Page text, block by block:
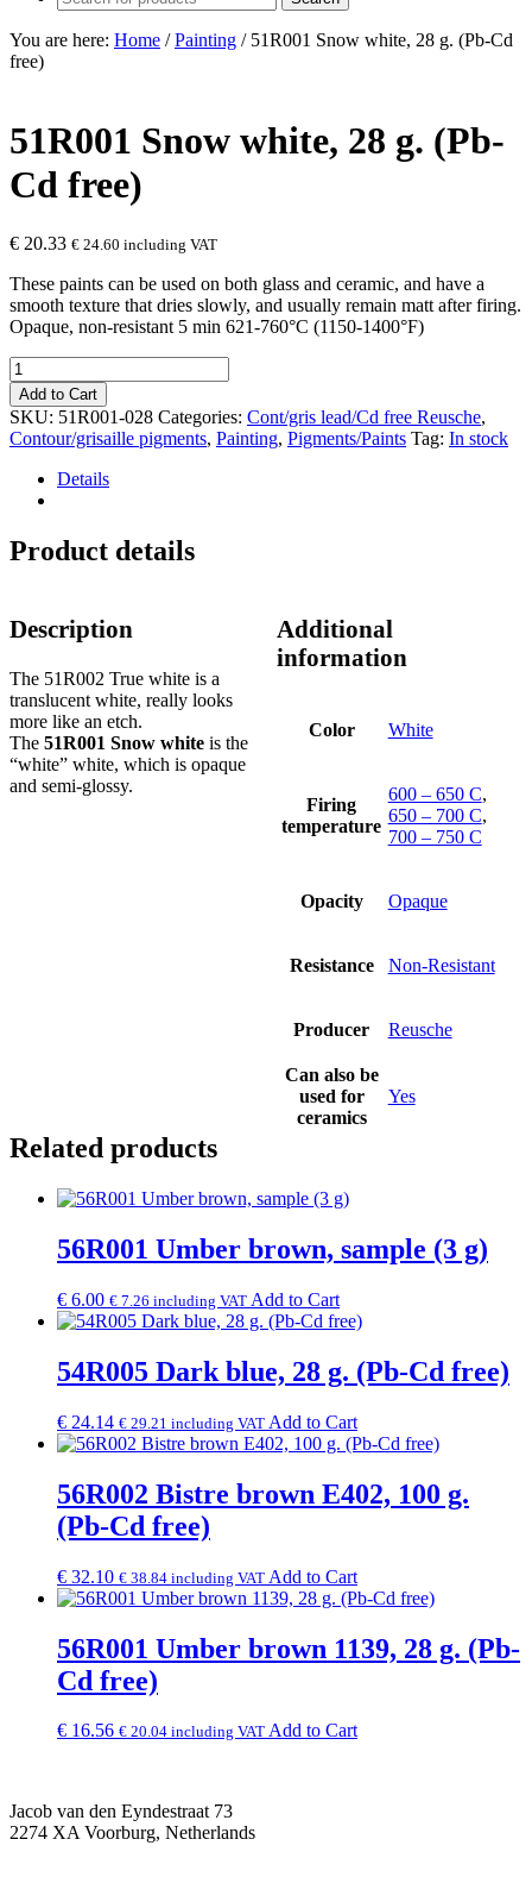
You are here: Home / Painting /51R001 Snow white, 28 g. (Pb-Cd
free)
51R001 Snow white, 28 g. (Pb-
Cd free)
€ 20.33 € 24.60 including VAT
These paints can be used on both glass and ceramic, and have a
smooth texture that dries slowly, and usually remain matt after firing.
Opaque, non-resistant 5 min 621-760°C (1150-1400°F)
51R001
Snow
white,
28
g.
(Pb-
quantity
Add to Cart
SKU: 51R001-028 Categories: Cont/gris lead/Cd free Reusche,
Contour/grisaille pigments, Painting, Pigments/Paints Tag: In stock
Details
Product details
Description
The 51R002 True white is a
translucent white, really looks
more like an etch.
The 51R001 Snow white is the
“white” white, which is opaque
and semi-glossy.
Additional
information
Color White
Firing
temperature
600 – 650 C,
650 – 700 C,
700 – 750 C
Opacity Opaque
Resistance Non-Resistant
Producer Reusche
Can also be
used for
ceramics
Yes
Related products
56R001 Umber brown, sample (3 g)
€ 6.00 € 7.26 including VAT Add to Cart
54R005 Dark blue, 28 g. (Pb-Cd free)
€ 24.14 € 29.21 including VAT Add to Cart
56R002 Bistre brown E402, 100 g.
(Pb-Cd free)
€ 32.10 € 38.84 including VAT Add to Cart
56R001 Umber brown 1139, 28 g. (Pb-
Cd free)
€ 16.56 € 20.04 including VAT Add to Cart
Jacob van den Eyndestraat 73
2274 XA Voorburg, Netherlands